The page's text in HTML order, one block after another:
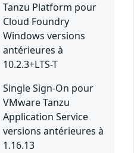
Tanzu Platform pour
Cloud Foundry
Windows versions
antérieures à
10.2.3+LTS-T
Single Sign-On pour
VMware Tanzu
Application Service
versions antérieures à
1.16.13